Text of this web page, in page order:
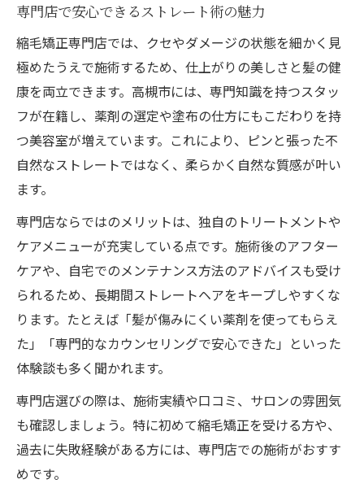
専門店で安心できるストレート術の魅力
縮毛矯正専門店では、クセやダメージの状態を細かく見
極めたうえで施術するため、仕上がりの美しさと髪の健
康を両立できます。高槻市には、専門知識を持つスタッ
フが在籍し、薬剤の選定や塗布の仕方にもこだわりを持
つ美容室が増えています。これにより、ピンと張った不
自然なストレートではなく、柔らかく自然な質感が叶い
ます。
専門店ならではのメリットは、独自のトリートメントや
ケアメニューが充実している点です。施術後のアフター
ケアや、自宅でのメンテナンス方法のアドバイスも受け
られるため、長期間ストレートヘアをキープしやすくな
ります。たとえば「髪が傷みにくい薬剤を使ってもらえ
た」「専門的なカウンセリングで安心できた」といった
体験談も多く聞かれます。
専門店選びの際は、施術実績や口コミ、サロンの雰囲気
も確認しましょう。特に初めて縮毛矯正を受ける方や、
過去に失敗経験がある方には、専門店での施術がおすす
めです。